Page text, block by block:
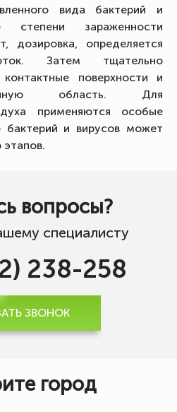
вида бактерий и
зараженности
дозировка, определяется
Затем тщательно
поверхности и
область. Для
применяются особые
и вирусов может
этапов.
вопросы?
специалисту
238-258
ЗВОНОК
город